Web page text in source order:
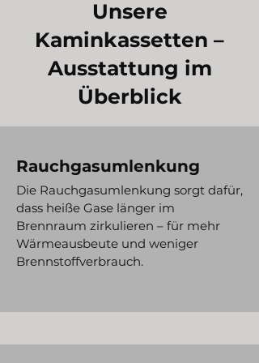
Unsere
Kaminkassetten –
Ausstattung im
Überblick
Rauchgasumlenkung
Die Rauchgasumlenkung sorgt dafür,
dass heiße Gase länger im
Brennraum zirkulieren – für mehr
Wärmeausbeute und weniger
Brennstoffverbrauch.